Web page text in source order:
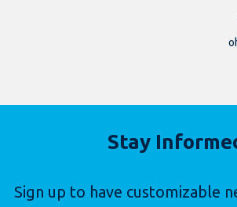
Stay
Sign up to have customizable